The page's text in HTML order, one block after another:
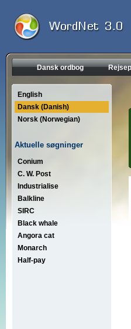
Dansk ordbog
English
Dansk (Danish)
Norsk (Norwegian)
Aktuelle søgninger
Conium
C. W. Post
Industrialise
Balkline
SIRC
Black whale
Angora cat
Monarch
Half-pay